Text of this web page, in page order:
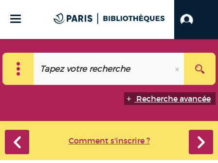
Recherche avancée
Comment s'inscrire ?